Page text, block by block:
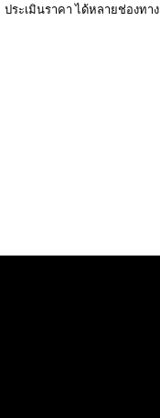
ประเมินราคา ได้หลายช่องทาง